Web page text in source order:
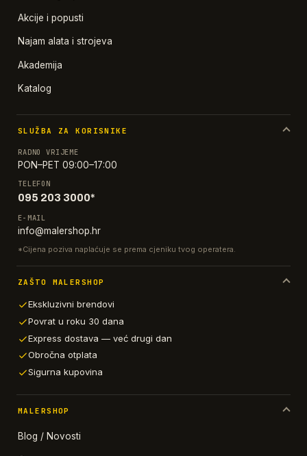
Akcije i popusti
Najam alata i strojeva
Akademija
Katalog
SLUŽBA ZA KORISNIKE
RADNO VRIJEME
PON–PET 09:00–17:00
TELEFON
095 203 3000*
E-MAIL
info@malershop.hr
*Cijena poziva naplaćuje se prema cjeniku tvog operatera.
ZAŠTO MALERSHOP
Ekskluzivni brendovi
Povrat u roku 30 dana
Express dostava — već drugi dan
Obročna otplata
Sigurna kupovina
MALERSHOP
Blog / Novosti